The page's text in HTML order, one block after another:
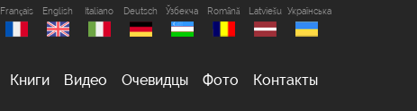
Français English Italiano Deutsch Ўзбекча Română Latviešu Українська
Книги Видео Очевидцы Фото Контакты